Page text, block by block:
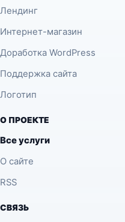
Лендинг
Интернет-магазин
Доработка WordPress
Поддержка сайта
Логотип
О ПРОЕКТЕ
Все услуги
О сайте
RSS
СВЯЗЬ